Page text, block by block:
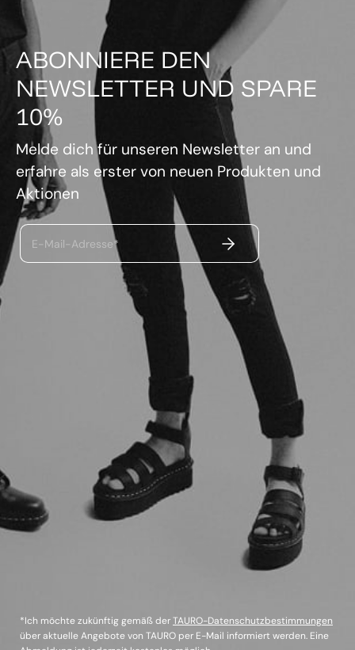
ABONNIERE DEN
NEWSLETTER UND SPARE
10%
Melde dich für unseren Newsletter an und
erfahre als erster von neuen Produkten und
Aktionen
E-Mail-Adresse* ABSENDEN
*Ich möchte zukünftig gemäß derTAURO-Datenschutzbestimmungen
über aktuelle Angebote von TAURO per E-Mail informiert werden. Eine